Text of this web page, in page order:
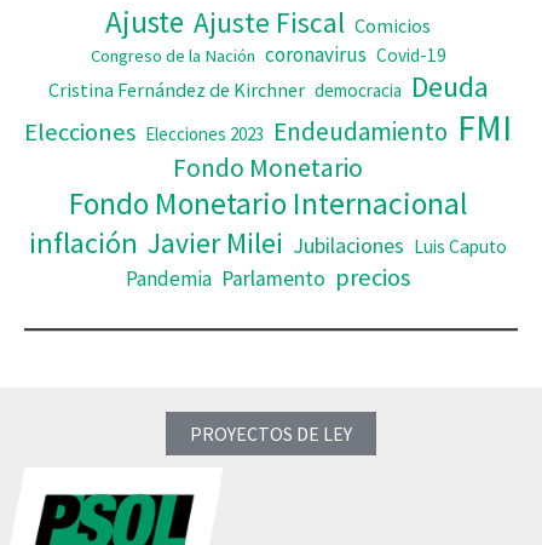
Ajuste Ajuste Fiscal Comicios
Congreso de la Nación coronavirus Covid-19
Cristina Fernández de Kirchner democracia Deuda
Elecciones Elecciones 2023 Endeudamiento FMI
Fondo Monetario
Fondo Monetario Internacional
inflación Javier Milei Jubilaciones Luis Caputo
Pandemia Parlamento precios
PROYECTOS DE LEY